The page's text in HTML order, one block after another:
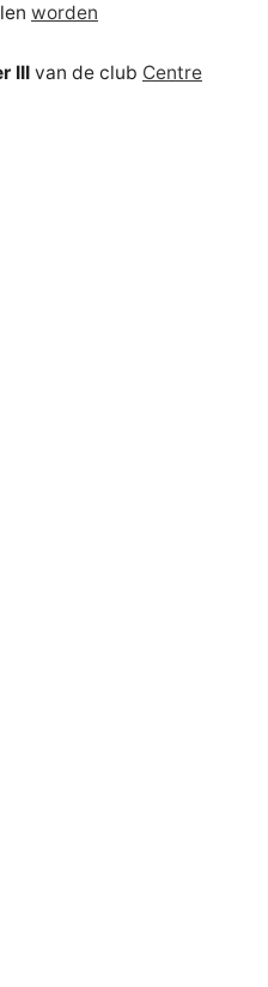
worden
III van de club Centre